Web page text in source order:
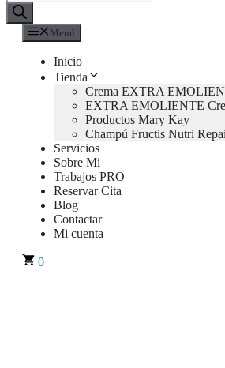
de
productos
Menú
Inicio
Tienda
Crema EXTRA
EXTRA EMOLIENTE
Productos Mary Kay
Champú Fructis Nutri
Servicios
Sobre Mi
Trabajos PRO
Reservar Cita
Blog
Contactar
Mi cuenta
0